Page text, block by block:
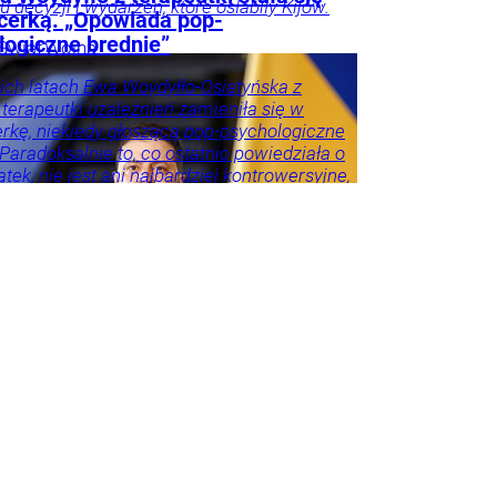
decyzji i wydarzeń, które osłabiły Kijów.
Wojna
„Opowiada pop-
brednie”
latach Ewa Woydyłło-Osiatyńska z
uzależnień zamieniła się w
niekiedy głoszącą pop-psychologiczne
to, co ostatnio powiedziała o
nie jest ani najbardziej kontrowersyjne,